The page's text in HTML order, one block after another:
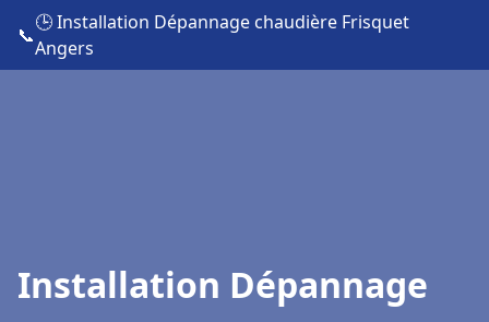
📞
🕒 Installation Dépannage chaudière Frisquet
Angers
Installation Dépannage